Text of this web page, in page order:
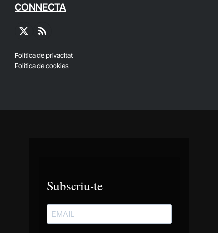
CONNECTA
X
RSS
Política de privacitat
Política de cookies